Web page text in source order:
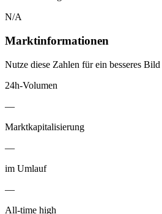
N/A
Marktinformationen
Nutze diese Zahlen für ein besseres
24h-Volumen
—
Marktkapitalisierung
—
im Umlauf
—
All-time high